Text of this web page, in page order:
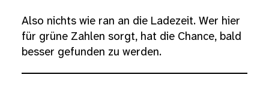
Also nichts wie ran an die Ladezeit. Wer hier
für grüne Zahlen sorgt, hat die Chance, bald
besser gefunden zu werden.